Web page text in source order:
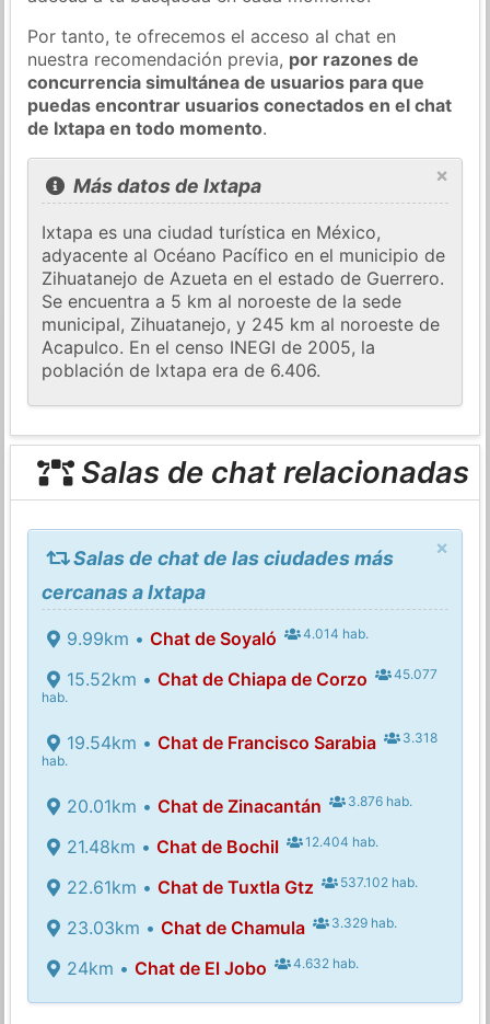
Por tanto, te ofrecemos el acceso al chat en
nuestra recomendación previa, por razones de
concurrencia simultánea de usuarios para que
puedas encontrar usuarios conectados en el chat
de Ixtapa en todo momento.
×
Más datos de Ixtapa
Ixtapa es una ciudad turística en México,
adyacente al Océano Pacífico en el municipio de
Zihuatanejo de Azueta en el estado de Guerrero.
Se encuentra a 5 km al noroeste de la sede
municipal, Zihuatanejo, y 245 km al noroeste de
Acapulco. En el censo INEGI de 2005, la
población de Ixtapa era de 6.406.
Salas de chat relacionadas
×
Salas de chat de las ciudades más
cercanas a Ixtapa
9.99km • Chat de Soyaló 4.014 hab.
15.52km • Chat de Chiapa de Corzo
45.077
hab.
19.54km • Chat de Francisco Sarabia
3.318
hab.
20.01km • Chat de Zinacantán 3.876 hab.
21.48km • Chat de Bochil 12.404 hab.
22.61km • Chat de Tuxtla Gtz 537.102 hab.
23.03km • Chat de Chamula 3.329 hab.
24km • Chat de El Jobo 4.632 hab.